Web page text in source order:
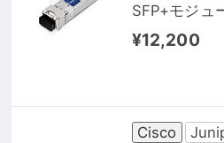
SFP+モジュ
¥12,200
Cisco